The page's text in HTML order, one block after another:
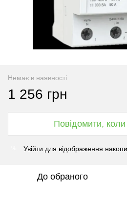
Немає в наявності
1 256 грн
Повідомити, коли
Увійти для відображення
До обраного